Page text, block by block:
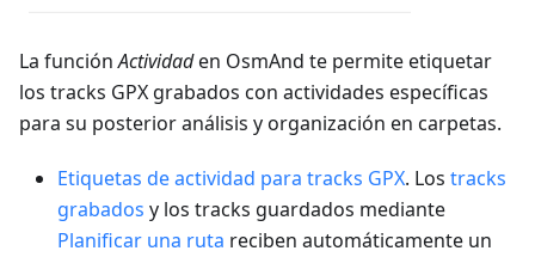
La funciónActividaden OsmAnd te permite etiquetar
los tracks GPX grabados con actividades específicas
para su posterior análisis y organización en carpetas.
Etiquetas de actividad para tracks GPX. Los tracks
grabados y los tracks guardados mediante
Planificar una ruta reciben automáticamente un